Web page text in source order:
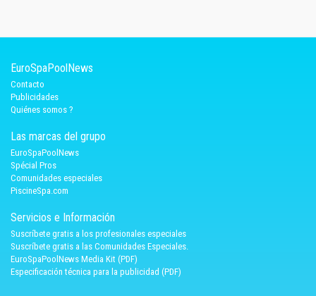
EuroSpaPoolNews
Contacto
Publicidades
Quiénes somos ?
Las marcas del grupo
EuroSpaPoolNews
Spécial Pros
Comunidades especiales
PiscineSpa.com
Servicios e Información
Suscríbete gratis a los profesionales especiales
Suscríbete gratis a las Comunidades Especiales.
EuroSpaPoolNews Media Kit (PDF)
Especificación técnica para la publicidad (PDF)